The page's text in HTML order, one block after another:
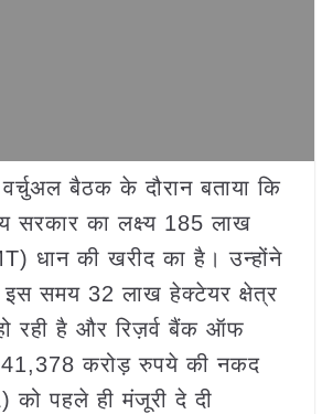
बैठक के दौरान बताया कि
सरकार का लक्ष्य 185 लाख
धान की खरीद का है। उन्होंने
इस समय 32 लाख हेक्टेयर क्षेत्र
रही है और रिज़र्व बैंक ऑफ
41,378 करोड़ रुपये की नकद
को पहले ही मंजूरी दे दी